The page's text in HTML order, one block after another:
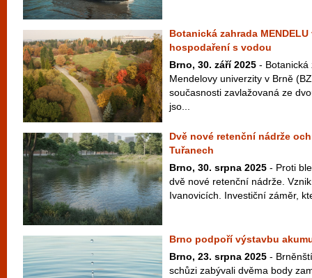
Botanická zahrada
hospodaření s vodou
Brno, 30. září 2025 - Botanická
Mendelovy univerzity v Brně
současnosti zavlažovaná ze
jso...
Dvě nové retenční nádrže
Tuřanech
Brno, 30. srpna 2025 - Proti
dvě nové retenční nádrže.
Ivanovicích. Investiční záměr,
Brno podpoří výstavbu
Brno, 23. srpna 2025 -
schůzi zabývali dvěma body